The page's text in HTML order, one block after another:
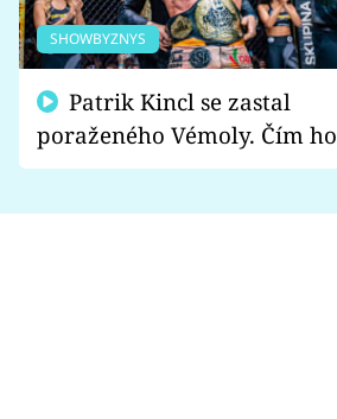
SHOWBYZNYS
poraženého Vémoly. Čím ho
fanoušci naštvali?